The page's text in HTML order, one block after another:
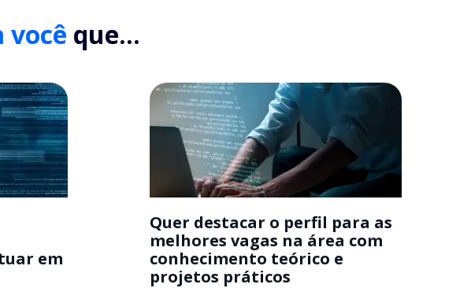
você que...
em
Quer destacar o perfil para as
melhores vagas na área com
conhecimento teórico e
projetos práticos